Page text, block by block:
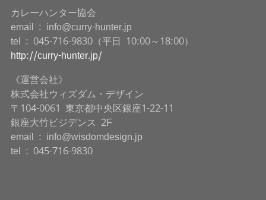
カレーハンター協会
email : info@curry-hunter.jp
tel : 045-716-9830（平日 10:00～18:00）
http://curry-hunter.jp/
《運営会社》
株式会社ウィズダム・デザイン
〒104-0061 東京都中央区銀座1-22-11
銀座大竹ビジデンス 2F
email : info@wisdomdesign.jp
tel : 045-716-9830